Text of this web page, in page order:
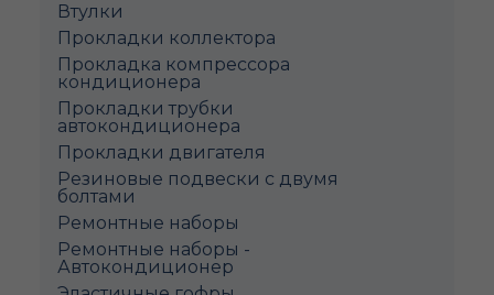
Втулки
Прокладки коллектора
Прокладка компрессора
кондиционера
Прокладки трубки
автокондиционера
Прокладки двигателя
Резиновые подвески с двумя
болтами
Ремонтные наборы
Ремонтные наборы -
Автокондиционер